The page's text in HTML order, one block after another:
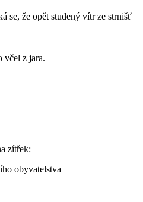
se, že opět studený vítr ze strnišť
včel z jara.
zítřek:
obyvatelstva